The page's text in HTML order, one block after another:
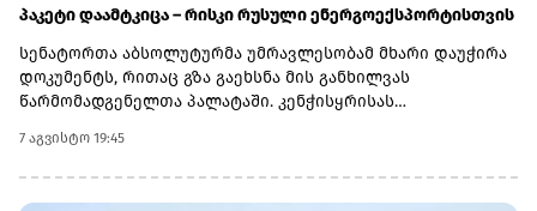
პაკეტი დაამტკიცა – რისკი რუსული ენერგოექსპორტისთვის
სენატორთა აბსოლუტურმა უმრავლესობამ მხარი დაუჭირა
დოკუმენტს, რითაც გზა გაეხსნა მის განხილვას
წარმომადგენელთა პალატაში. კენჭისყრისას
წინააღმდეგ კანონპროექტზე, სახელწოდებით „ლინდსი ო.
გრემის 2026 წლის სანქციების აქტი რუსეთისა და ირანის
წინააღმდეგ“. საბოლოო დათვლით შედეგი 86 ხმა 11-ის
7 აგვისტო 19:45